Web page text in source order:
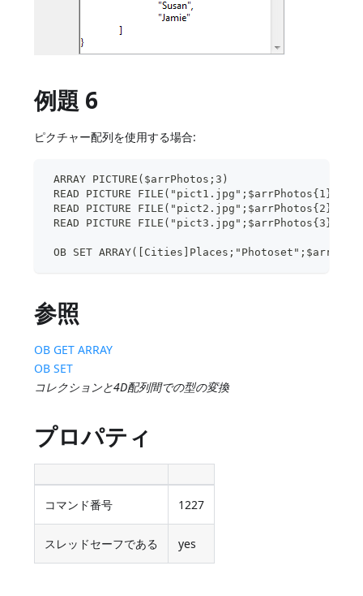
例題 6
ピクチャー配列を使用する場合:
ARRAY PICTURE($arrPhotos;3)
READ PICTURE FILE("pict1.jpg";$arrPhotos{1})
READ PICTURE FILE("pict2.jpg";$arrPhotos{2})
READ PICTURE FILE("pict3.jpg";$arrPhotos{3})
OB SET
参照
OB GET ARRAY
OB SET
コレクションと4D配列間での型の変換
プロパティ
コマンド番号 1227
スレッドセーフである yes